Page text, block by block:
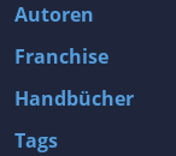
Autoren
Franchise
Handbücher
Tags